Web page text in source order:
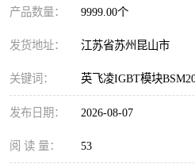
产品数量： 9999.00个
发货地址： 江苏省苏州昆山市
关键词： 英飞凌IGBT模块
发布日期： 2026-08-07
阅 读 量： 53